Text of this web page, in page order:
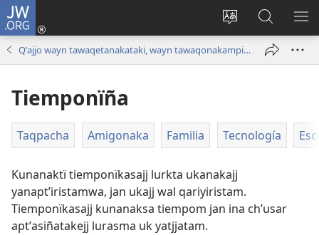
JW.ORG
Change
site
language
Cuentamar
mantañataki
(opens
JW.ORG:
Qʼajjo wayn tawaqetanakataki, wayn tawaqonakampitaki
Tiemponïña
Taqpacha Amigonaka Familia Tecnología
Kunanaktï tiemponïkasajj lurkta ukanakajj
yanaptʼiristamwa, jan ukajj wal qariyiristam.
Tiemponïkasajj kunanaksa tiempom jan ina chʼusar
aptʼasiñatakejj lurasma uk yatjjatam.